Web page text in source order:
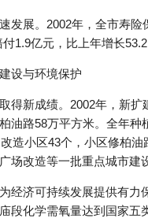
发展。2002年，全市寿
1.9亿元，比上年增长53.2
设与环境保护
得新成绩。2002年，新
油路58万平方米。全年种
造小区43个，小区修柏
场改造等一批重点城市建
经济可持续发展提供有力
段化学需氧量达到国家五